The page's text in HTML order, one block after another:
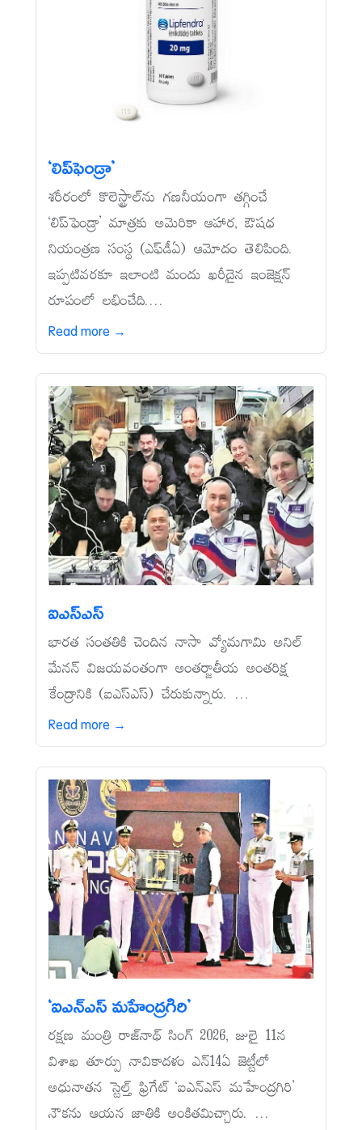
‘లిప్‌ఫెండ్రా’
శరీరంలో కొలెస్ట్రాల్‌ను గణనీయంగా తగ్గించే
‘లిప్‌ఫెండ్రా’ మాత్రకు అమెరికా ఆహార, ఔషధ
నియంత్రణ సంస్థ (ఎఫ్‌డీఏ) ఆమోదం తెలిపింది.
ఇప్పటివరకూ ఇలాంటి మందు ఖరీదైన ఇంజెక్షన్‌
రూపంలో లభించేది....
Read more →
ఐఎస్‌ఎస్‌
భారత సంతతికి చెందిన నాసా వ్యోమగామి అనిల్‌
మేనన్‌ విజయవంతంగా అంతర్జాతీయ అంతరిక్ష
కేంద్రానికి (ఐఎస్‌ఎస్‌) చేరుకున్నారు. ...
Read more →
‘ఐఎన్‌ఎస్‌ మహేంద్రగిరి’
రక్షణ మంత్రి రాజ్‌నాథ్‌ సింగ్‌ 2026, జులై 11న
విశాఖ తూర్పు నావికాదళం ఎన్‌14ఏ జెట్టీలో
అధునాతన స్టెల్త్‌ ఫ్రిగేట్‌ ‘ఐఎన్‌ఎస్‌ మహేంద్రగిరి’
నౌకను ఆయన జాతికి అంకితమిచ్చారు. ...